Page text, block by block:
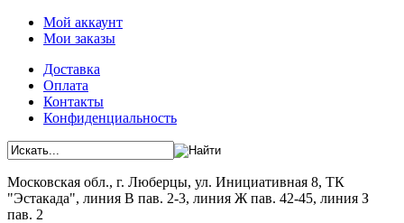
Мой аккаунт
Мои заказы
Доставка
Оплата
Контакты
Конфиденциальность
Московская обл., г. Люберцы, ул. Инициативная 8, ТК
"Эстакада", линия В пав. 2-3, линия Ж пав. 42-45, линия З
пав. 2